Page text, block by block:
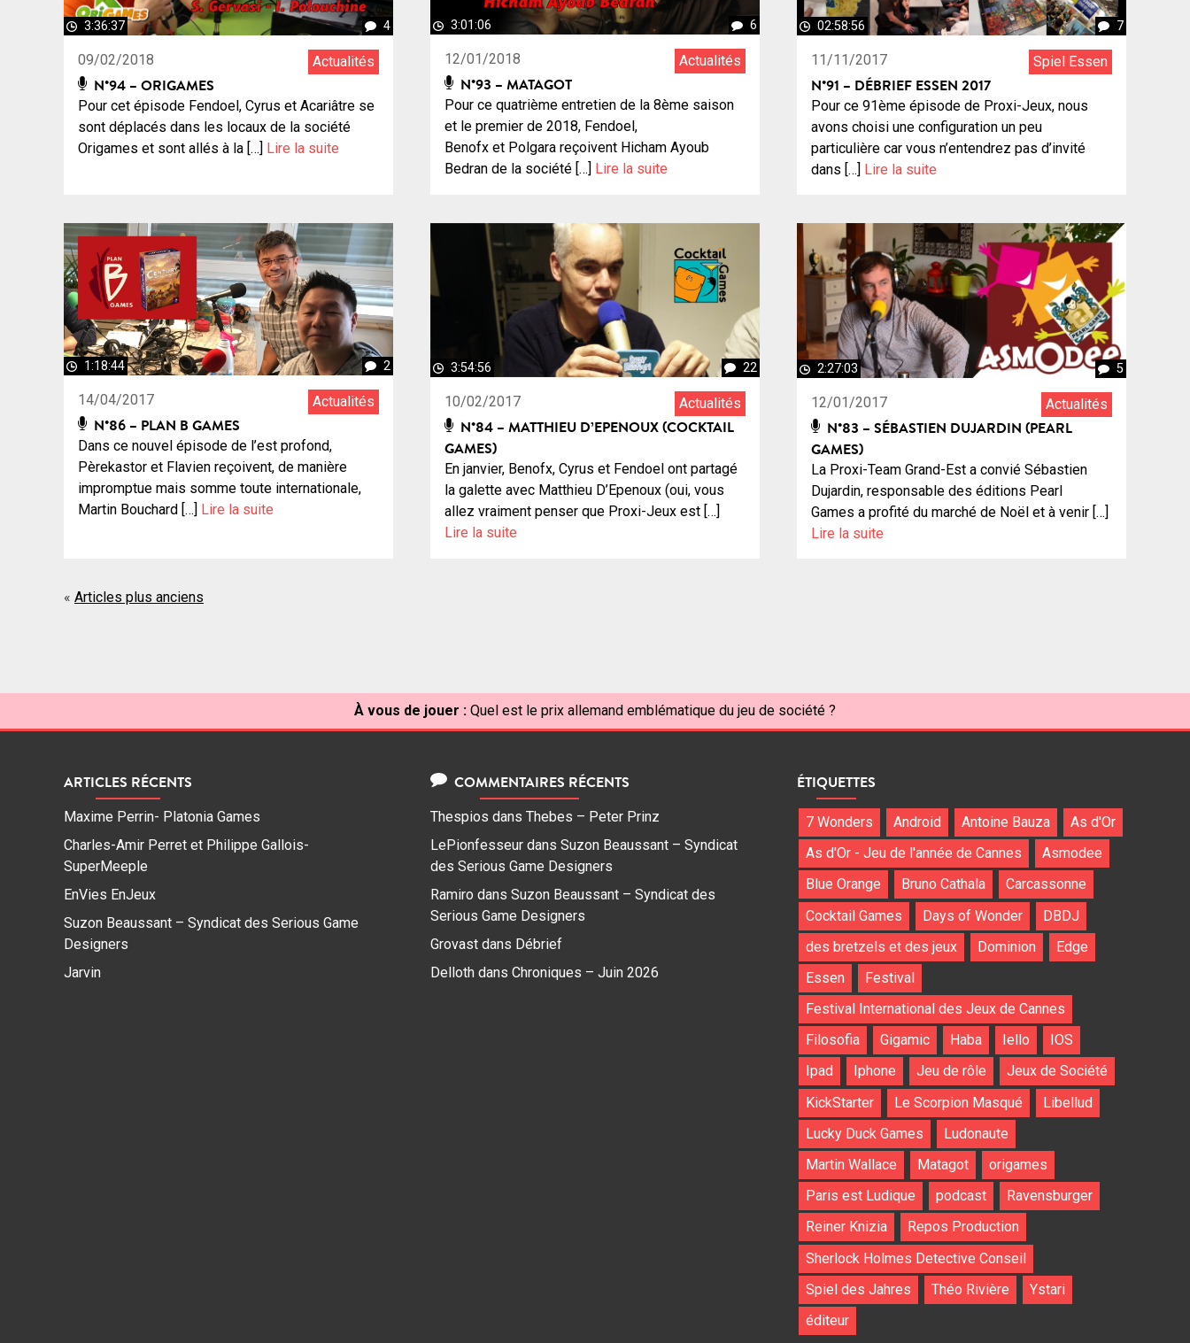
3:36:37 4
09/02/2018 Actualités
N°94 – ORIGAMES
Pour cet épisode Fendoel, Cyrus et Acariâtre se
sont déplacés dans les locaux de la société
Origames et sont allés à la […] Lire la suite
3:01:06 6
12/01/2018 Actualités
N°93 – MATAGOT
Pour ce quatrième entretien de la 8ème saison
et le premier de 2018, Fendoel,
Benofx et Polgara reçoivent Hicham Ayoub
Bedran de la société […]
Lire la suite
02:58:56 7
11/11/2017 Spiel Essen
N°91 – DÉBRIEF ESSEN 2017
Pour ce 91ème épisode de Proxi-Jeux, nous
avons choisi une configuration un peu
particulière car vous n’entendrez pas d’invité
dans […] Lire la suite
1:18:44 2
14/04/2017 Actualités
N°86 – PLAN B GAMES
Dans ce nouvel épisode de l’est profond,
Pèrekastor et Flavien reçoivent, de manière
impromptue mais somme toute internationale,
Martin Bouchard […] Lire la suite
3:54:56 22
10/02/2017 Actualités
N°84 – MATTHIEU D’EPENOUX (COCKTAIL
GAMES)
En janvier, Benofx, Cyrus et Fendoel ont partagé
la galette avec Matthieu D’Epenoux (oui, vous
allez vraiment penser que Proxi-Jeux est […]
Lire la suite
2:27:03 5
12/01/2017 Actualités
N°83 – SÉBASTIEN DUJARDIN (PEARL
GAMES)
La Proxi-Team Grand-Est a convié Sébastien
Dujardin, responsable des éditions Pearl
Games a profité du marché de Noël et à venir […]
Lire la suite
Navigation
Articles plus anciens
À vous de jouer : Quel est le prix allemand emblématique du jeu de société ?
ARTICLES RÉCENTS
Maxime Perrin- Platonia Games
Charles-Amir Perret et Philippe Gallois-
SuperMeeple
EnVies EnJeux
Suzon Beaussant – Syndicat des Serious Game
Designers
Jarvin
COMMENTAIRES RÉCENTS
Thespios dans Thebes – Peter Prinz
LePionfesseur dans Suzon Beaussant – Syndicat
des Serious Game Designers
Ramiro dans Suzon Beaussant – Syndicat des
Serious Game Designers
Grovast dans Débrief
Delloth dans Chroniques – Juin 2026
ÉTIQUETTES
7 Wonders Android Antoine Bauza
As d'Or
As d'Or - Jeu de l'année de Cannes
Asmodee
Blue Orange
Bruno Cathala
Carcassonne
Cocktail Games
Days of Wonder
DBDJ
des bretzels et des jeux
Dominion
Edge
Essen
Festival
Festival International des Jeux de Cannes
Filosofia
Gigamic Haba Iello
IOS
Ipad
Iphone Jeu de rôle
Jeux de Société
KickStarter
Le Scorpion Masqué
Libellud
Lucky Duck Games
Ludonaute
Martin Wallace
Matagot
origames
Paris est Ludique
podcast
Ravensburger
Reiner Knizia
Repos Production
Sherlock Holmes Detective Conseil
Spiel des Jahres
Théo Rivière
Ystari
éditeur